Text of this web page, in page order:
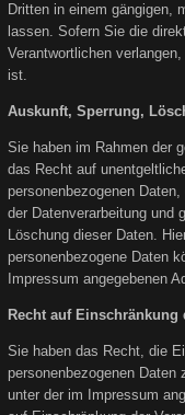
Dritten in einem gängigen,
lassen. Sofern Sie die
Verantwortlichen
ist.
Auskunft, Sperrung,
Sie haben im Rahmen der
das Recht auf
personenbezogenen
der Datenverarbeitung und
Löschung dieser Daten.
personenbezogene Daten
Impressum angegebenen
Recht auf Einschränkung
Sie haben das Recht, die
personenbezogenen
unter der im Impressum